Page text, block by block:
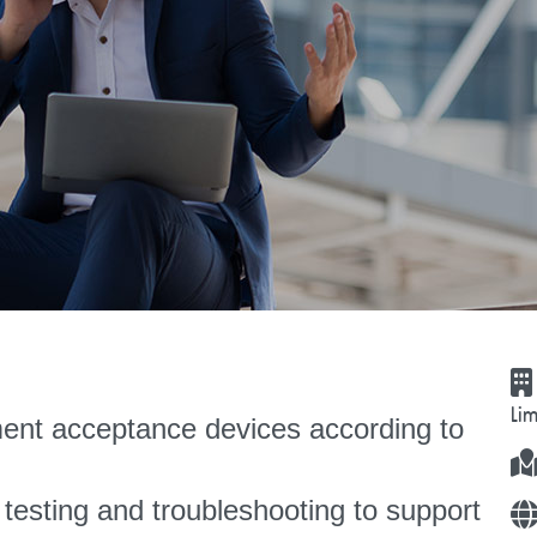
acceptance devices according to
and troubleshooting to support